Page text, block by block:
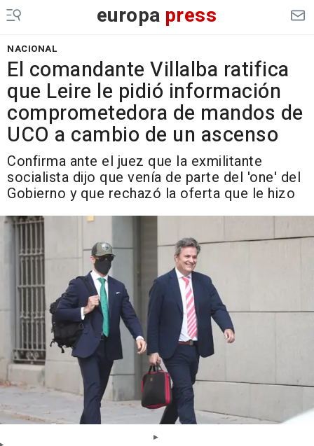
europa press
NACIONAL
El comandante Villalba ratifica
que Leire le pidió información
comprometedora de mandos de
UCO a cambio de un ascenso
Confirma ante el juez que la exmilitante
socialista dijo que venía de parte del 'one' del
Gobierno y que rechazó la oferta que le hizo